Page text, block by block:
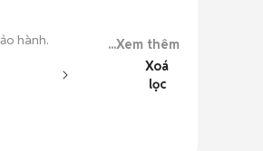
hành.
...Xem thêm
Xoá
lọc